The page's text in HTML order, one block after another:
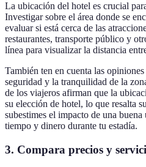
La ubicación del hotel es crucial
Investigar sobre el área donde se
evaluar si está cerca de las
restaurantes, transporte público y
línea para visualizar la distancia
También ten en cuenta las
seguridad y la tranquilidad de la
de los viajeros afirman que la
su elección de hotel, lo que resalta
subestimes el impacto de una
tiempo y dinero durante tu estadía.
3. Compara precios y